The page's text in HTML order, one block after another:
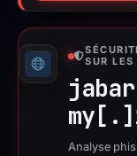
SUR
my[.]
Analyse